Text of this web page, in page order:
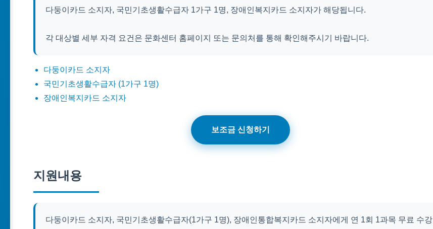
다둥이카드 소지자, 국민기초생활수급자 1가구 1명, 장애인복지카드 소지자가 해당됩니다.
각 대상별 세부 자격 요건은 문화센터 홈페이지 또는 문의처를 통해 확인해주시기 바랍니다.
다둥이카드 소지자
국민기초생활수급자 (1가구 1명)
장애인복지카드 소지자
보조금 신청하기
지원내용
다둥이카드 소지자, 국민기초생활수급자(1가구 1명), 장애인통합복지카드 소지자에게 연 1회 1과목 무료 수강